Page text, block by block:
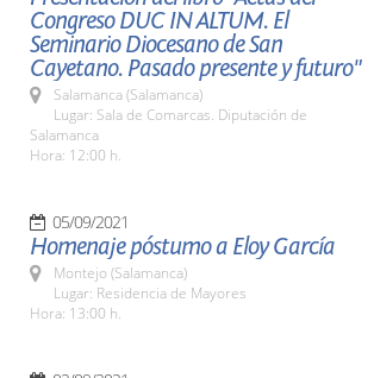
Congreso DUC IN ALTUM. El
Seminario Diocesano de San
Cayetano. Pasado presente y futuro"
Salamanca (Salamanca)
Lugar: Sala de Comarcas. Diputación de
Salamanca
Hora: 12:00 h.
05/09/2021
Homenaje póstumo a Eloy García
Montejo (Salamanca)
Lugar: Residencia de Mayores
Hora: 13:00 h.